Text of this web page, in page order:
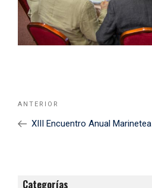
Navegación
entradas
Noticia
Anterior
ANTERIOR
XIII Encuentro Anual Marinetea
Categorías